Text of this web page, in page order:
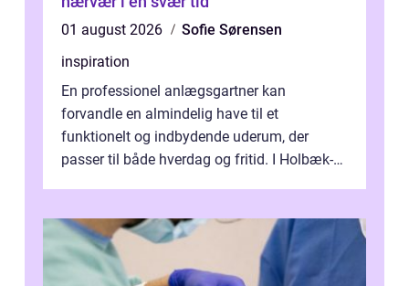
01 august 2026
Sofie Sørensen
inspiration
En professionel anlægsgartner kan
forvandle en almindelig have til et
funktionelt og indbydende uderum, der
passer til både hverdag og fritid. I Holbæk-